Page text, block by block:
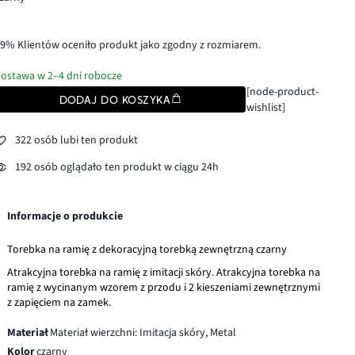
Klientów oceniło produkt jako zgodny z rozmiarem.
w 2–4 dni robocze
DODAJ DO KOSZYKA
[node-product-
wishlist]
322 osób lubi ten produkt
192 osób oglądało ten produkt w ciągu 24h
Informacje o produkcie
Torebka na ramię z dekoracyjną torebką zewnętrzną czarny
Atrakcyjna torebka na ramię z imitacji skóry. Atrakcyjna torebka na
ramię z wycinanym wzorem z przodu i 2 kieszeniami zewnętrznymi
z zapięciem na zamek.
MateriałMateriał wierzchni: Imitacja skóry, Metal
Kolorczarny